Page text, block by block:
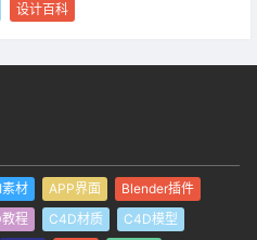
设计百科
材 APP界面
Blender插件
程 C4D材质
C4D模型